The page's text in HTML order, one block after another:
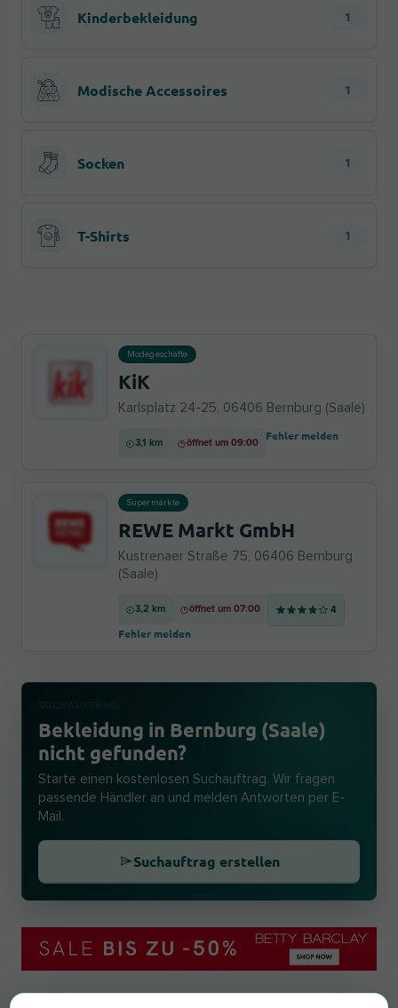
Kinderbekleidung 1
Modische Accessoires 1
Socken 1
T-Shirts 1
Modegeschäfte
KiK
Karlsplatz 24-25, 06406 Bernburg (Saale)
3,1 km öffnet um 09:00
Fehler melden
Supermärkte
REWE Markt GmbH
Kustrenaer Straße 75, 06406 Bernburg
(Saale)
3,2 km öffnet um 07:00 4
Fehler melden
Bekleidung in Bernburg (Saale)
nicht gefunden?
Starte einen kostenlosen Suchauftrag. Wir fragen
passende Händler an und melden Antworten per E-
Mail.
Suchauftrag erstellen